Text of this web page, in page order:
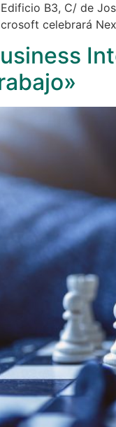
B3, C/ de
celebrará